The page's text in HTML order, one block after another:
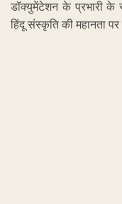
डॉक्युमेंटेशन के प्रभारी के
हिंदू संस्कृति की महानता